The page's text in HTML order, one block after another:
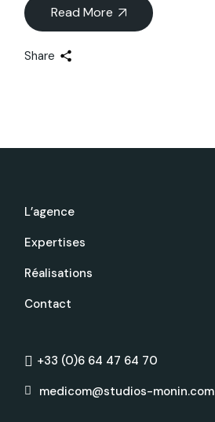
Read More
Share
L’agence
Expertises
Réalisations
Contact
+33 (0)6 64 47 64 70
medicom@studios-monin.com